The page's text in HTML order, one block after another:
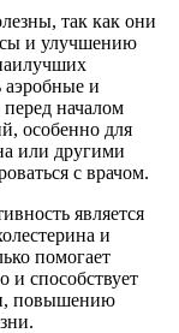
так как они
и улучшению
аэробные и
началом
особенно для
или другими
с врачом.
является
и
помогает
и способствует
повышению